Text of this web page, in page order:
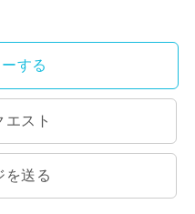
する
エスト
を送る